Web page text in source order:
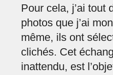
Pour cela, j’ai tout
photos que j’ai
même, ils ont
clichés. Cet
inattendu, est